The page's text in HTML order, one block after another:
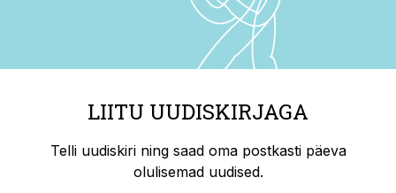
LIITU UUDISKIRJAGA
Telli uudiskiri ning saad oma postkasti päeva
olulisemad uudised.